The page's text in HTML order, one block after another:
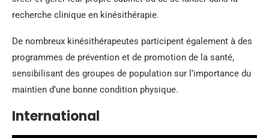
recherche clinique en kinésithérapie.
De nombreux kinésithérapeutes participent également à des
programmes de prévention et de promotion de la santé,
sensibilisant des groupes de population sur l’importance du
maintien d’une bonne condition physique.
International